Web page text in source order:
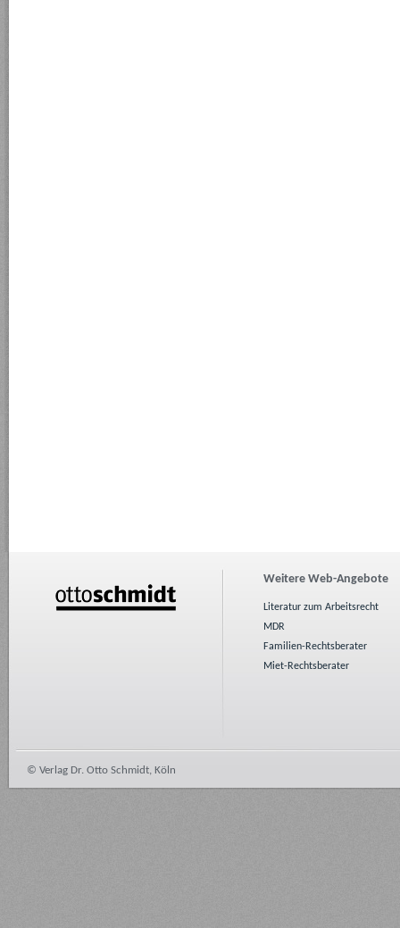
Weitere Web-Angebote
Literatur zum Arbeitsrecht
MDR
Familien-Rechtsberater
Miet-Rechtsberater
© Verlag Dr. Otto Schmidt, Köln